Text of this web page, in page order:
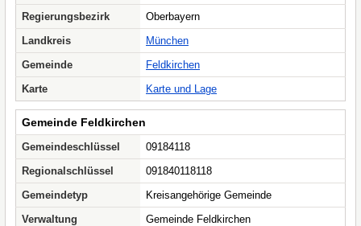
Regierungsbezirk
Oberbayern
Landkreis
München
Gemeinde
Feldkirchen
Karte
Karte und Lage
Gemeinde Feldkirchen
Gemeindeschlüssel
09184118
Regionalschlüssel
091840118118
Gemeindetyp
Kreisangehörige Gemeinde
Verwaltung
Gemeinde Feldkirchen